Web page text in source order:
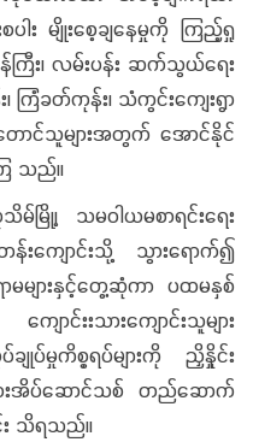
ါး မျိုးစေ့ချနေမှုကို ကြည့်ရှု
ြီး၊ လမ်းပန်း ဆက်သွယ်ရေး
ကြံခတ်ကုန်း၊ သံကွင်းကျေးရွာ
ောင်သူများအတွက် အောင်နိုင်
ြ သည်။
၊ သမဝါယမစာရင်းရေး
ကျောင်းသို့ သွားရောက်၍
မများနှင့်တွေ့ဆုံကာ ပထမနှစ်
ာင်းးသားကျောင်းသူများ
ျုပ်မှုကိစ္စရပ်များကို ညှိနှိုင်း
ားအိပ်ဆောင်သစ် တည်ဆောက်
း သိရသည်။